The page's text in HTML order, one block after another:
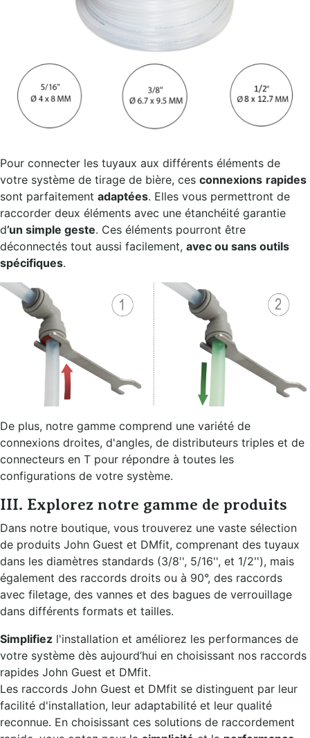
Pour connecter les tuyaux aux différents éléments de
votre système de tirage de bière, ces connexions rapides
sont parfaitement adaptées. Elles vous permettront de
raccorder deux éléments avec une étanchéité garantie
d’un simple geste. Ces éléments pourront être
déconnectés tout aussi facilement, avec ou sans outils
spécifiques.
De plus, notre gamme comprend une variété de
connexions droites, d'angles, de distributeurs triples et de
connecteurs en T pour répondre à toutes les
configurations de votre système.
III. Explorez notre gamme de produits
Dans notre boutique, vous trouverez une vaste sélection
de produits John Guest et DMfit, comprenant des tuyaux
dans les diamètres standards (3/8'', 5/16'', et 1/2''), mais
également des raccords droits ou à 90°, des raccords
avec filetage, des vannes et des bagues de verrouillage
dans différents formats et tailles.
Simplifiez l'installation et améliorez les performances de
votre système dès aujourd’hui en choisissant nos raccords
rapides John Guest et DMfit.
Les raccords John Guest et DMfit se distinguent par leur
facilité d'installation, leur adaptabilité et leur qualité
reconnue. En choisissant ces solutions de raccordement